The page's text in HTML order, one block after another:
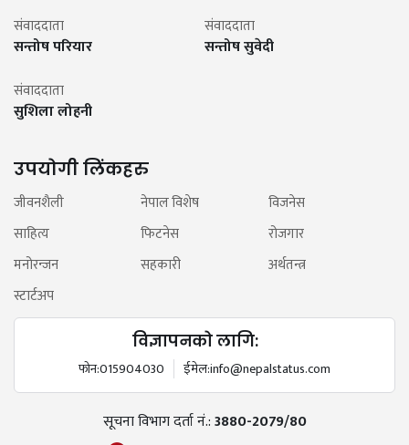
संवाददाता
सन्तोष परियार
संवाददाता
सन्तोष सुवेदी
संवाददाता
सुशिला लोहनी
उपयोगी लिंकहरु
जीवनशैली नेपाल विशेष
विजनेस
साहित्य
फिटनेस
रोजगार
मनोरन्जन
सहकारी
अर्थतन्त्र
स्टार्टअप
विज्ञापनको लागि:
फोन:015904030 ईमेल:info@nepalstatus.com
सूचना विभाग दर्ता नं.:3880-2079/80